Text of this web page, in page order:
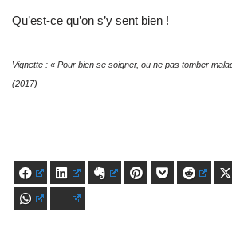
Qu’est-ce qu’on s’y sent bien !
Vignette : « Pour bien se soigner, ou ne pas tomber
(2017)
FacebookLinkedIn Evernote PinterestPocket Reddit
WhatsAppBluesky